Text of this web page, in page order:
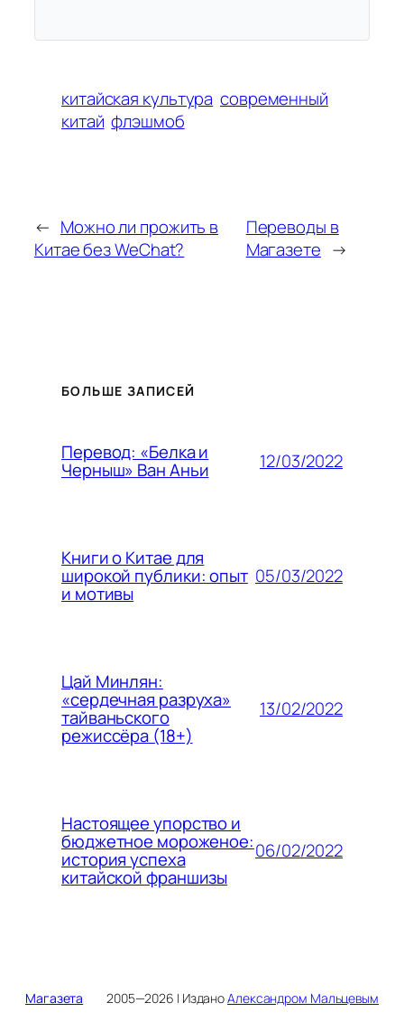
китайская культура современный
китай флэшмоб
← Можно ли прожить в
Китае без WeChat?
Переводы в
Магазете →
БОЛЬШЕ ЗАПИСЕЙ
Перевод: «Белка и
Черныш» Ван Аньи 12/03/2022
Книги о Китае для
широкой публики: опыт
и мотивы
05/03/2022
Цай Минлян:
«сердечная разруха»
тайваньского
режиссёра (18+)
13/02/2022
Настоящее упорство и
бюджетное мороженое:
история успеха
китайской франшизы
06/02/2022
Магазета 2005—2026 | ИзданоАлександром Мальцевым